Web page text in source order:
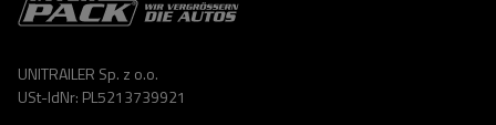
UNITRAILER Sp. z o.o.
USt-IdNr: PL5213739921